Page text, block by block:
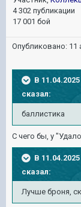
4 302 публикации
17 001 бой
Опубликовано: 11
В
сказал:
баллистика
С чего бы, у
В
сказал:
Лучше броня,